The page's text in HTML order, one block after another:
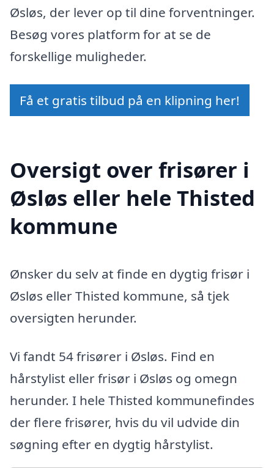
Øsløs, der lever op til dine forventninger.
Besøg vores platform for at se de
forskellige muligheder.
Få et gratis tilbud på en klipning her!
Oversigt over frisører i
Øsløs eller hele Thisted
kommune
Ønsker du selv at finde en dygtig frisør i
Øsløs eller Thisted kommune, så tjek
oversigten herunder.
Vi fandt 54 frisører i Øsløs. Find en
hårstylist eller frisør i Øsløs og omegn
herunder. I hele Thisted kommunefindes
der flere frisører, hvis du vil udvide din
søgning efter en dygtig hårstylist.